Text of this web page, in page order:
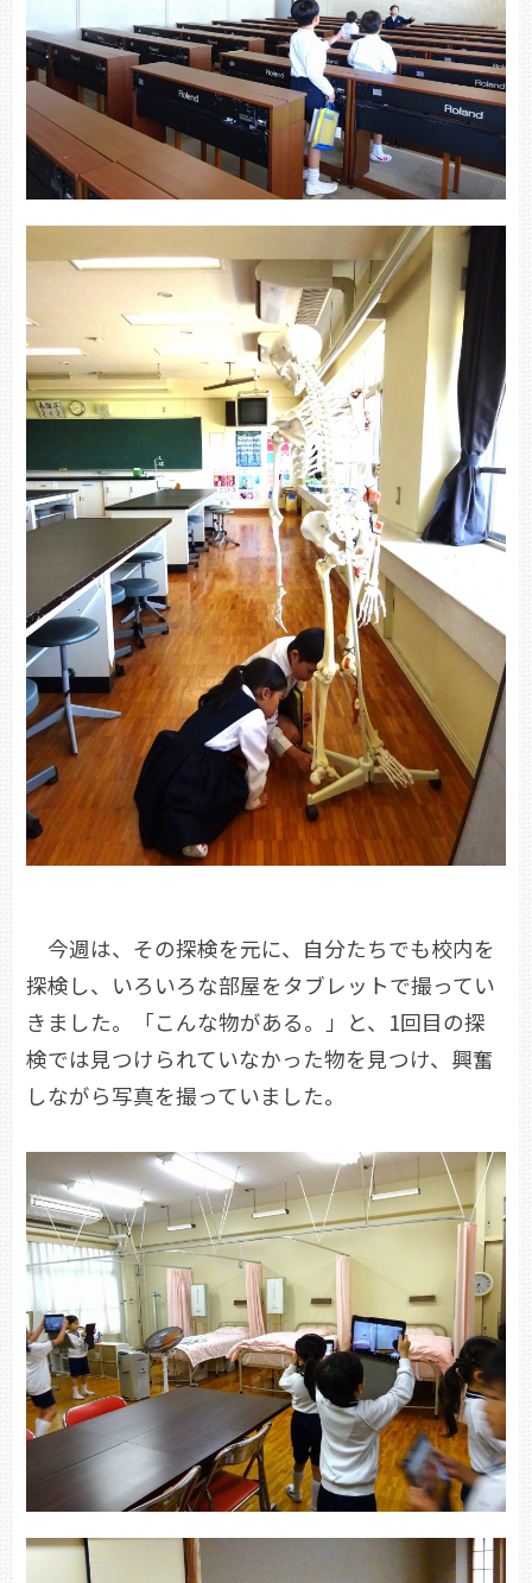
今週は、その探検を元に、自分たちでも校内を
探検し、いろいろな部屋をタブレットで撮ってい
きました。「こんな物がある。」と、1回目の探
検では見つけられていなかった物を見つけ、興奮
しながら写真を撮っていました。